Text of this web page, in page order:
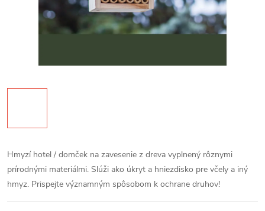
Hmyzí hotel / domček na zavesenie z dreva vyplnený rôznymi
prírodnými materiálmi. Slúži ako úkryt a hniezdisko pre včely a iný
hmyz. Prispejte významným spôsobom k ochrane druhov!